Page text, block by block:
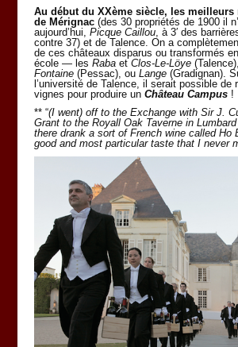
Au début du XXème siècle, les meilleurs
de Mérignac(des 30 propriétés de 1900 il
aujourd’hui, Picque Caillou, à 3′ des
contre 37) et de Talence. On a
de ces châteaux disparus ou transformés
école — les RabaetClos-Le-Löye (Talence),
Fontaine (Pessac), ouLange (Gradignan).
l’université de Talence, il serait possible de
vignes pour produire un Château Campus !
** “(I went) off to the Exchange with Sir J.
Grant to the Royall Oak Taverne in
there drank a sort of French wine called Ho
good and most particular taste that I never